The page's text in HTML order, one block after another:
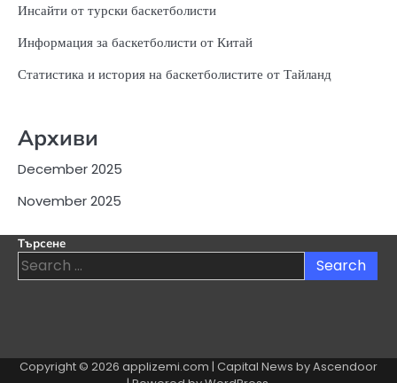
Инсайти от турски баскетболисти
Информация за баскетболисти от Китай
Статистика и история на баскетболистите от Тайланд
Архиви
December 2025
November 2025
Търсене
Search
for:
Copyright © 2026 applizemi.com | Capital News byAscendoor